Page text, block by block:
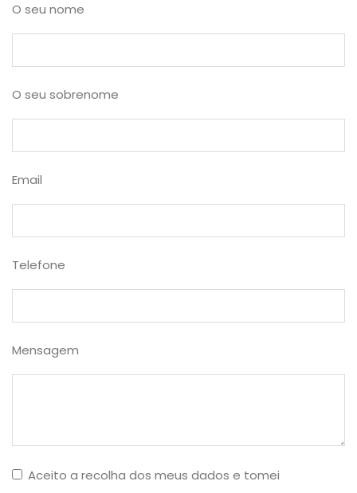
O seu nome
O seu sobrenome
Email
Telefone
Mensagem
Aceito a recolha dos meus dados e tomei